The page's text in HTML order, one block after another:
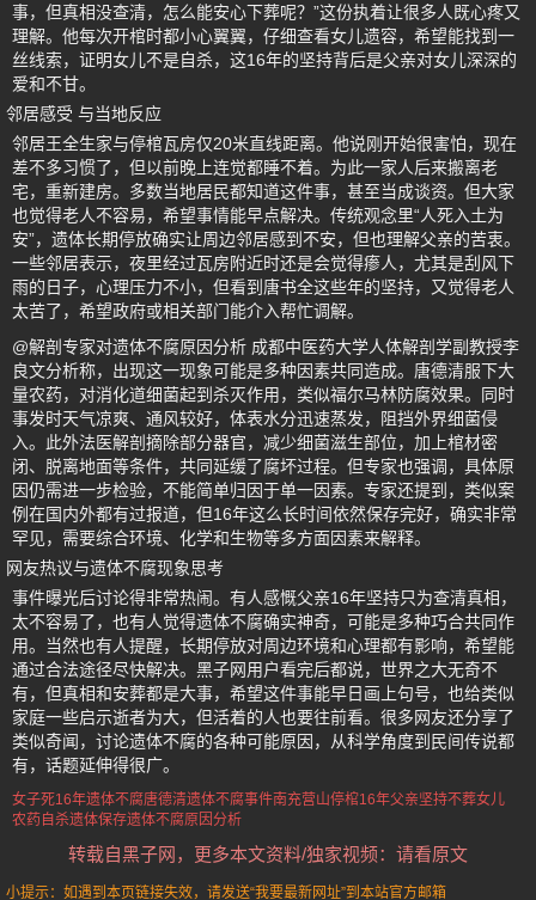
事，但真相没查清，怎么能安心下葬呢？”这份执着让很多人既心疼又
理解。他每次开棺时都小心翼翼，仔细查看女儿遗容，希望能找到一
丝线索，证明女儿不是自杀，这16年的坚持背后是父亲对女儿深深的
爱和不甘。
邻居感受 与当地反应
邻居王全生家与停棺瓦房仅20米直线距离。他说刚开始很害怕，现在
差不多习惯了，但以前晚上连觉都睡不着。为此一家人后来搬离老
宅，重新建房。多数当地居民都知道这件事，甚至当成谈资。但大家
也觉得老人不容易，希望事情能早点解决。传统观念里“人死入土为
安”，遗体长期停放确实让周边邻居感到不安，但也理解父亲的苦衷。
一些邻居表示，夜里经过瓦房附近时还是会觉得瘆人，尤其是刮风下
雨的日子，心理压力不小，但看到唐书全这些年的坚持，又觉得老人
太苦了，希望政府或相关部门能介入帮忙调解。
@解剖专家对遗体不腐原因分析 成都中医药大学人体解剖学副教授李
良文分析称，出现这一现象可能是多种因素共同造成。唐德清服下大
量农药，对消化道细菌起到杀灭作用，类似福尔马林防腐效果。同时
事发时天气凉爽、通风较好，体表水分迅速蒸发，阻挡外界细菌侵
入。此外法医解剖摘除部分器官，减少细菌滋生部位，加上棺材密
闭、脱离地面等条件，共同延缓了腐坏过程。但专家也强调，具体原
因仍需进一步检验，不能简单归因于单一因素。专家还提到，类似案
例在国内外都有过报道，但16年这么长时间依然保存完好，确实非常
罕见，需要综合环境、化学和生物等多方面因素来解释。
网友热议与遗体不腐现象思考
事件曝光后讨论得非常热闹。有人感慨父亲16年坚持只为查清真相，
太不容易了，也有人觉得遗体不腐确实神奇，可能是多种巧合共同作
用。当然也有人提醒，长期停放对周边环境和心理都有影响，希望能
通过合法途径尽快解决。黑子网用户看完后都说，世界之大无奇不
有，但真相和安葬都是大事，希望这件事能早日画上句号，也给类似
家庭一些启示逝者为大，但活着的人也要往前看。很多网友还分享了
类似奇闻，讨论遗体不腐的各种可能原因，从科学角度到民间传说都
有，话题延伸得很广。
女子死16年遗体不腐唐德清遗体不腐事件南充营山停棺16年父亲坚持不葬女儿
农药自杀遗体保存遗体不腐原因分析
转载自黑子网，更多本文资料/独家视频：请看原文
小提示：如遇到本页链接失效，请发送“我要最新网址”到本站官方邮箱